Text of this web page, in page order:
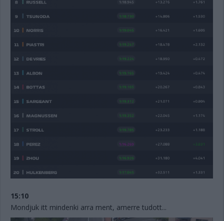
15:10
Mondjuk itt mindenki arra ment, amerre tudott...